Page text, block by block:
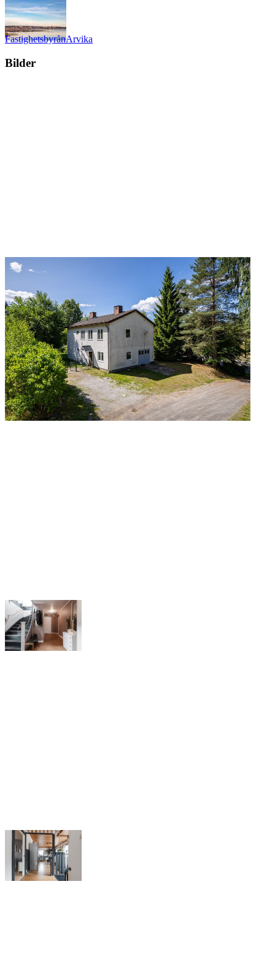
FastighetsbyrånArvika
Bilder